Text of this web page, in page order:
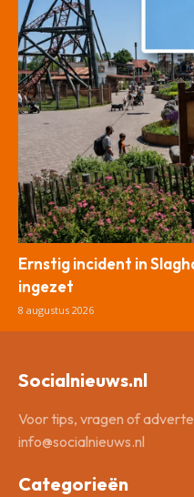
Ernstig incident in
ingezet
8 augustus 2026
Socialnieuws.nl
Voor tips, vragen of
info@socialnieuws.nl
Categorieën